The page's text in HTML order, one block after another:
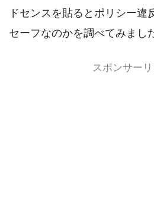
ドセンスを貼るとポリシー違
セーフなのかを調べてみまし
スポンサーリ